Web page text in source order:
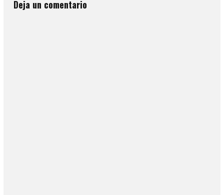
Deja un comentario